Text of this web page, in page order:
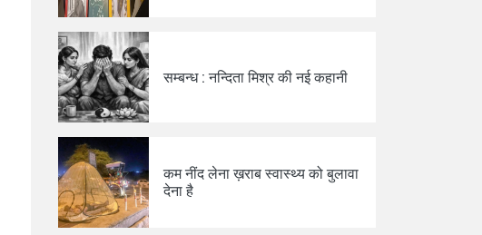
सम्बन्ध : नन्दिता मिश्र की नई कहानी
कम नींद लेना ख़राब स्वास्थ्य को बुलावा
देना है